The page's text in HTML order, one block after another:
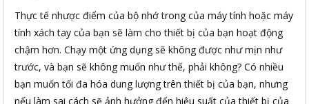
Thực tế nhược điểm của bộ nhớ trong của máy tính hoặc máy
tính xách tay của bạn sẽ làm cho thiết bị của bạn hoạt động
chậm hơn. Chạy một ứng dụng sẽ không được như mịn như
trước, và bạn sẽ không muốn như thế, phải không? Có nhiều
bạn muốn tối đa hóa dung lượng trên thiết bị của bạn, nhưng
nếu làm sai cách sẽ ảnh hưởng đến hiệu suất của thiết bị của